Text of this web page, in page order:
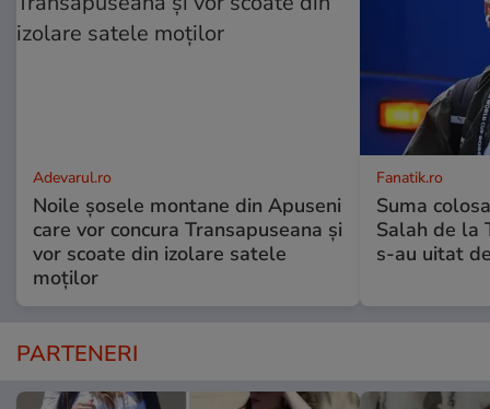
Adevarul.ro
Noile șosele montane din Apuseni
care vor concura Transapuseana și
vor scoate din izolare satele
moților
Fanatik.ro
Suma
Salah de la
s-au uitat
PARTENERI